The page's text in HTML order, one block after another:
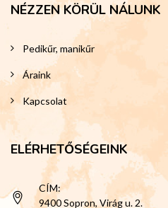
NÉZZEN KÖRÜL NÁLUNK
Pedikűr, manikűr
Áraink
Kapcsolat
ELÉRHETŐSÉGEINK
CÍM:
9400 Sopron, Virág u. 2.